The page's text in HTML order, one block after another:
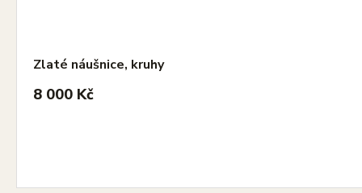
Zlaté náušnice, kruhy
8 000 Kč